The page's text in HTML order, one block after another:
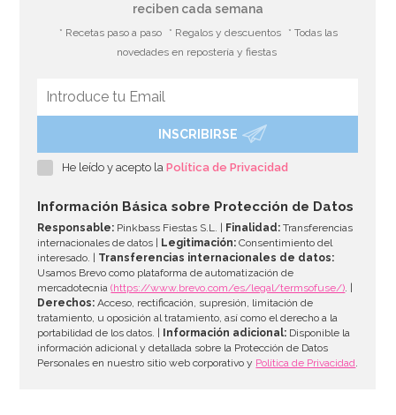
Vela de Cumpleaños Branch 2D Trolls
AÑADIR
reciben cada semana
* Recetas paso a paso * Regalos y descuentos
* Todas las
novedades en repostería y fiestas
INSCRIBIRSE
He leído y acepto laPolítica de Privacidad
Información Básica sobre Protección de Datos
Responsable: Pinkbass Fiestas S.L. | Finalidad: Transferencias
internacionales de datos |
Legitimación: Consentimiento del
interesado. | Transferencias internacionales de datos:
Usamos Brevo como plataforma de automatización de
mercadotecnia(https://www.brevo.com/es/legal/termsofuse/). |
Derechos: Acceso, rectificación, supresión, limitación de
tratamiento, u oposición al tratamiento, así como el derecho a la
portabilidad de los datos. |
Información adicional: Disponible la
información adicional y detallada sobre la Protección de Datos
Personales en nuestro sitio web corporativo y Política de Privacidad.